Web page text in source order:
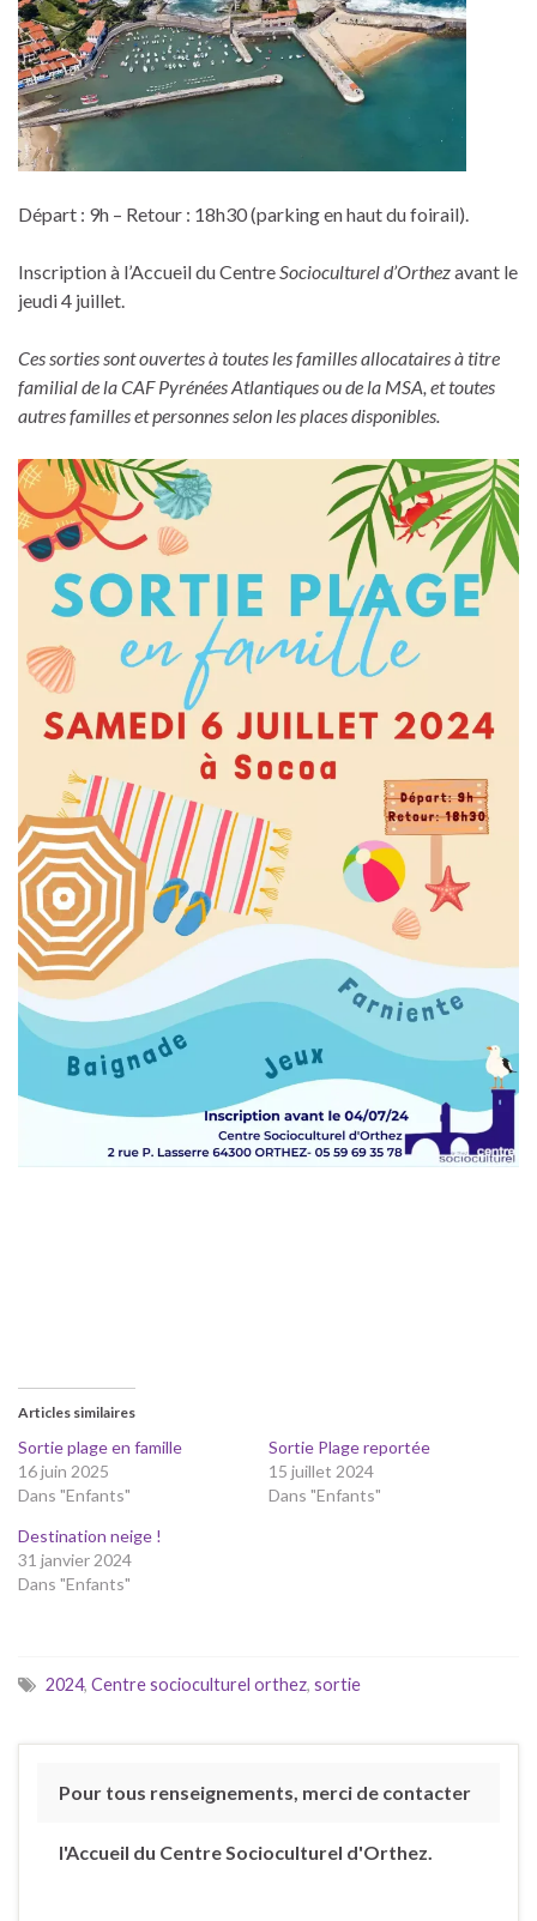
Départ : 9h – Retour : 18h30 (parking en haut du foirail).
Inscription à l’Accueil du CentreSocioculturel d’Orthezavant le
jeudi 4 juillet.
Ces sorties sont ouvertes à toutes les familles allocataires à titre
familial de la CAF Pyrénées Atlantiques ou de la MSA, et toutes
autres familles et personnes selon les places disponibles.
Articles similaires
Sortie plage en famille
16 juin 2025
Dans "Enfants"
Sortie Plage reportée
15 juillet 2024
Dans "Enfants"
Destination neige !
31 janvier 2024
Dans "Enfants"
2024, Centre socioculturel orthez, sortie
Pour tous renseignements, merci de contacter
l'Accueil du Centre Socioculturel d'Orthez.